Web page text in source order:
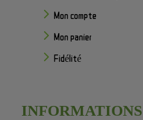
Mon compte
Mon panier
Fidélité
INFORMATIONS